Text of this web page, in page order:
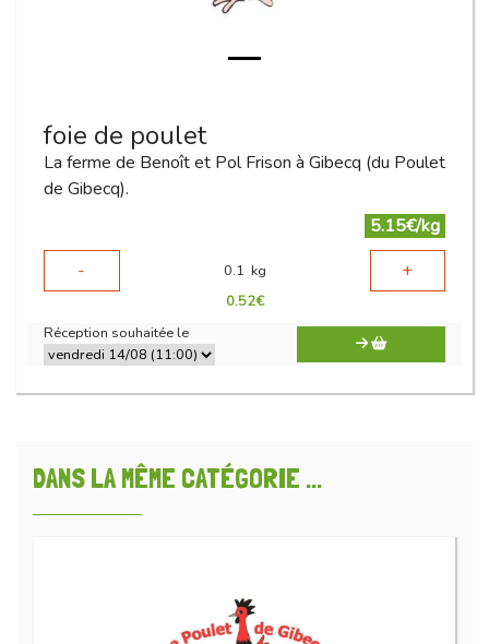
foie de poulet
La ferme de Benoît et Pol Frison à Gibecq (du Poulet
de Gibecq).
5.15€/kg
-
0.1 kg +
0.52€
Réception souhaitée le
DANS LA MÊME CATÉGORIE ...